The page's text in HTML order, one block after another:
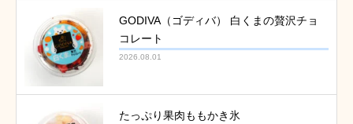
GODIVA（ゴディバ） 白くまの贅沢チョ
コレート
2026.08.01
たっぷり果肉ももかき氷